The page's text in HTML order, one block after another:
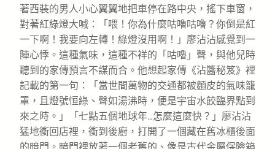
著西裝的男人小心翼翼地把車停在路中央，搖下車窗，
對著紅綠燈大喊：「喂！你為什麼咕嚕咕嚕？你倒是紅
一下啊！我要向左轉！綠燈沒用啊！」廖沾沾感覺到一
陣心悸。這種氣味，這種不祥的「咕嚕」聲，與他兒時
聽到的家傳預言不謀而合。他想起家傳《沾醬秘笈》裡
記載的第一句：「當世間萬物的交通都被麵皮的氣味籠
罩，且燈號恒綠、聲如湯沸時，便是宇宙水餃臨界點到
來之時。」「七點五個地球年…怎麼這麼快？」廖沾沾
猛地衝回店裡，衝到後廚，打開了一個藏在舊冰櫃後面